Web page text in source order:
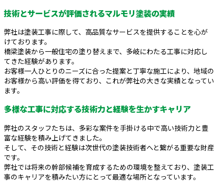
技術とサービスが評価されるマルモリ塗装の実績
弊社は塗装工事に際して、高品質なサービスを提供することを心が
けております。
橋梁塗装から一般住宅の塗り替えまで、多岐にわたる工事に対応し
てきた経験があります。
お客様一人ひとりのニーズに合った提案と丁寧な施工により、地域の
お客様から高い評価を得ており、これが弊社の大きな実績となってい
ます。
多様な工事に対応する技術力と経験を生かすキャリア
弊社のスタッフたちは、多彩な案件を手掛ける中で高い技術力と豊
富な経験を積み上げてきました。
そして、その技術と経験は次世代の塗装技術者へと繋がる重要な財産
です。
弊社では将来の幹部候補を育成するための環境を整えており、塗装工
事のキャリアを積みたい方にとって最適な場所となっています。